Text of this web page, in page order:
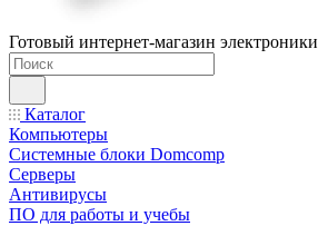
Готовый интернет-магазин электроники
Каталог
Компьютеры
Системные блоки Domcomp
Серверы
Антивирусы
ПО для работы и учебы